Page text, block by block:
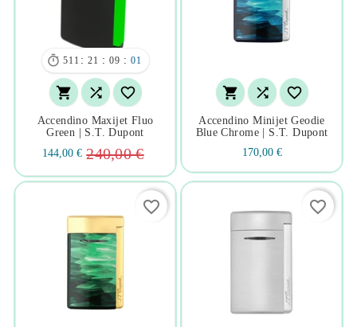
 511 : 21 : 09 : 00
  
Accendino Maxijet Fluo
Green | S.t. Dupont
144,00 € 240,00 €
  
Accendino Minijet Geodie
Blue Chrome | S.t. Dupont
170,00 €
favorite_border favorite_border